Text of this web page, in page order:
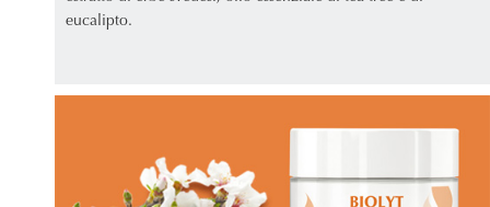
eucalipto.